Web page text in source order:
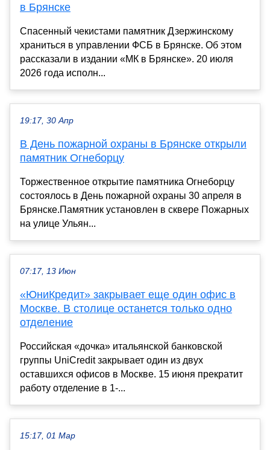
в Брянске
Спасенный чекистами памятник Дзержинскому
храниться в управлении ФСБ в Брянске. Об этом
рассказали в издании «МК в Брянске». 20 июля
2026 года исполн...
19:17, 30 Апр
В День пожарной охраны в Брянске открыли
памятник Огнеборцу
Торжественное открытие памятника Огнеборцу
состоялось в День пожарной охраны 30 апреля в
Брянске.Памятник установлен в сквере Пожарных
на улице Ульян...
07:17, 13 Июн
«ЮниКредит» закрывает еще один офис в
Москве. В столице останется только одно
отделение
Российская «дочка» итальянской банковской
группы UniCredit закрывает один из двух
оставшихся офисов в Москве. 15 июня прекратит
работу отделение в 1-...
15:17, 01 Мар